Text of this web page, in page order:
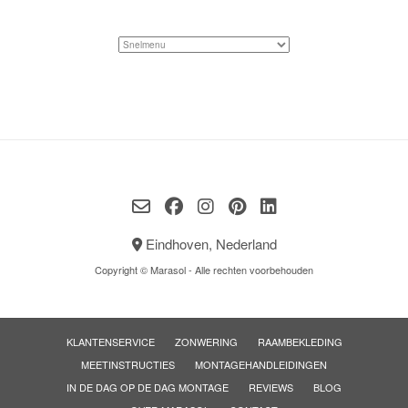
Eindhoven, Nederland
Copyright © Marasol - Alle rechten voorbehouden
KLANTENSERVICE ZONWERING
RAAMBEKLEDING
MEETINSTRUCTIES
MONTAGEHANDLEIDINGEN
IN DE DAG OP DE DAG MONTAGE
REVIEWS
BLOG